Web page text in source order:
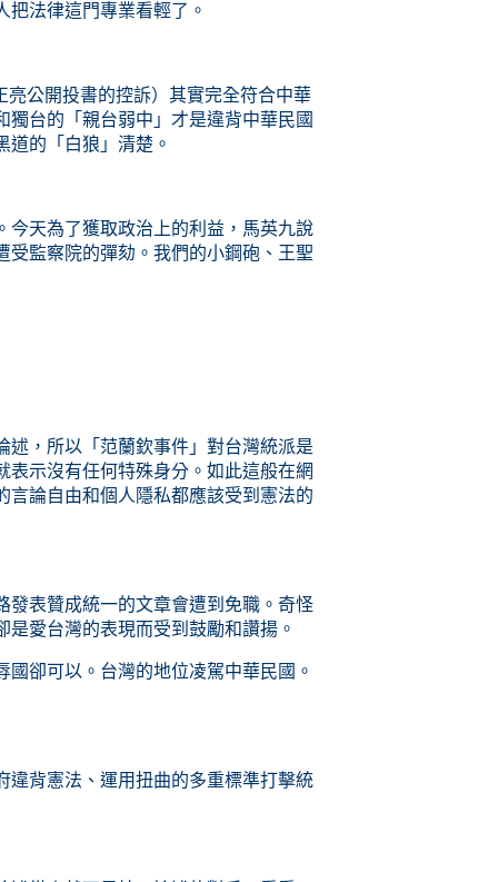
把法律這門專業看輕了。
亮公開投書的控訴）其實完全符合中華
台的「親台弱中」才是違背中華民國
道的「白狼」清楚。
今天為了獲取政治上的利益，馬英九說
受監察院的彈劾。我們的小鋼砲、王聖
述，所以「范蘭欽事件」對台灣統派是
示沒有任何特殊身分。如此這般在網
言論自由和個人隱私都應該受到憲法的
發表贊成統一的文章會遭到免職。奇怪
愛台灣的表現而受到鼓勵和讚揚。
卻可以。台灣的地位凌駕中華民國。
違背憲法、運用扭曲的多重標準打擊統